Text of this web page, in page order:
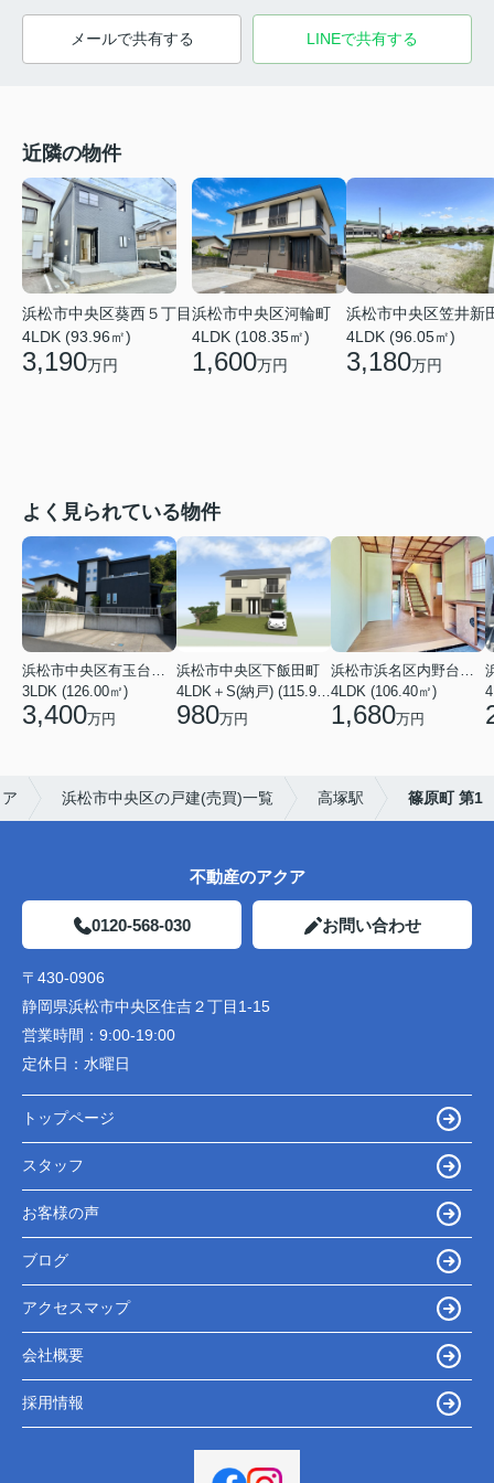
メールで共有する LINEで共有する
近隣の物件
浜松市中央区葵西５丁目
4LDK (93.96㎡)
3,190万円
浜松市中央区河輪町
4LDK (108.35㎡)
1,600万円
浜松市中央区笠井新
4LDK (96.05㎡)
3,180万円
よく見られている物件
3LDK (126.00㎡)
3,400万円
浜松市中央区下飯田町
980万円
4LDK (106.40㎡)
1,680万円
浜松市中央区の戸建(売買)一覧 高塚駅 篠原町 第1
不動産のアクア
0120-568-030 お問い合わせ
〒430-0906
静岡県浜松市中央区住吉２丁目1-15
営業時間： 9:00-19:00
定休日： 水曜日
トップページ
スタッフ
お客様の声
ブログ
アクセスマップ
会社概要
採用情報